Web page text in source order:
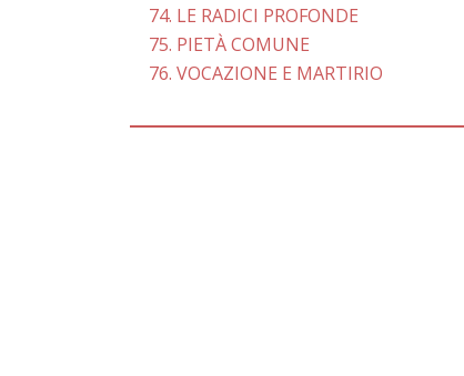
74. LE RADICI PROFONDE
75. PIETÀ COMUNE
76. VOCAZIONE E MARTIRIO